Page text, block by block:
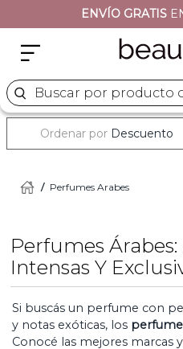
ENVÍO GRATIS
Buscar por producto o
Perfumes Arabes
Perfumes
Intensas Y
Si buscás un perfume con
y notas exóticas, los
Conocé las mejores marcas
Ordenar por Descuento
naj oleari
5. versace